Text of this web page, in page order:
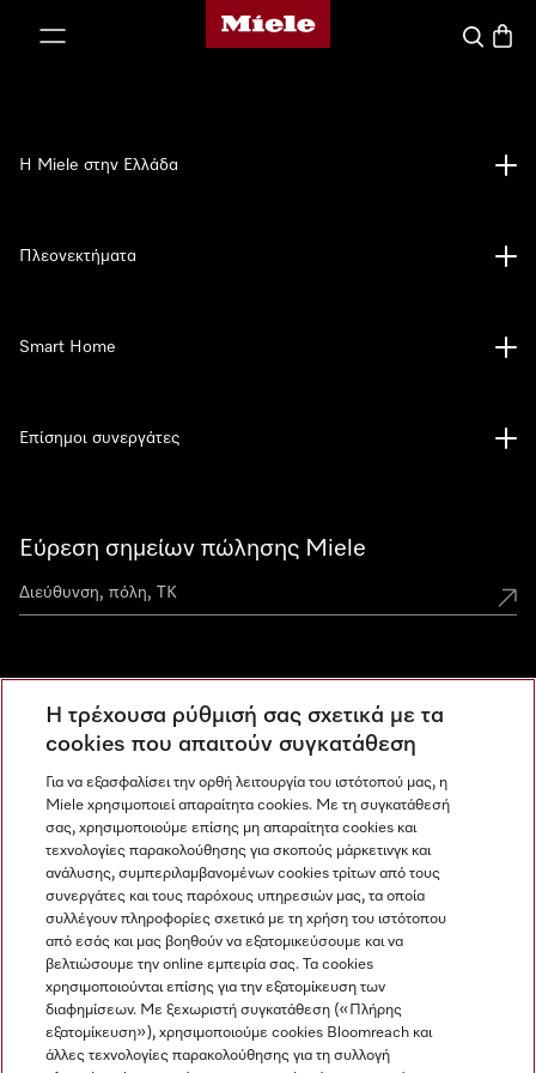
Αρχική σελίδα της Miele
Εύρεση σημείων πώλησης Miele
Ανακαλύψτε τα Miele Experience Center
Newsletter
Η Miele στην Ελλάδα
Πλεονεκτήματα
Smart Home
Επίσημοι συνεργάτες
Miele στο Instagram
Miele στο Facebook
Miele στο Youtube
Η τρέχουσα ρύθμισή σας σχετικά με τα
cookies που απαιτούν συγκατάθεση
Για να εξασφαλίσει την ορθή λειτουργία του ιστότοπού μας, η
Miele χρησιμοποιεί απαραίτητα cookies. Με τη συγκατάθεσή
σας, χρησιμοποιούμε επίσης μη απαραίτητα cookies και
τεχνολογίες παρακολούθησης για σκοπούς μάρκετινγκ και
ανάλυσης, συμπεριλαμβανομένων cookies τρίτων από τους
συνεργάτες και τους παρόχους υπηρεσιών μας, τα οποία
συλλέγουν πληροφορίες σχετικά με τη χρήση του ιστότοπου
από εσάς και μας βοηθούν να εξατομικεύσουμε και να
βελτιώσουμε την online εμπειρία σας. Τα cookies
χρησιμοποιούνται επίσης για την εξατομίκευση των
διαφημίσεων. Με ξεχωριστή συγκατάθεση («Πλήρης
εξατομίκευση»), χρησιμοποιούμε cookies Bloomreach και
άλλες τεχνολογίες παρακολούθησης για τη συλλογή